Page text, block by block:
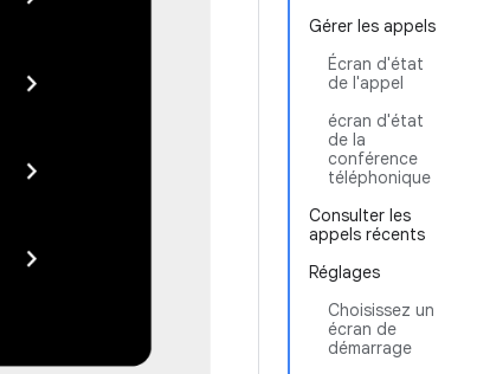
Gérer les appels
Écran d'état
de l'appel
écran d'état
de la
conférence
téléphonique
Consulter les
appels récents
Réglages
Choisissez un
écran de
démarrage